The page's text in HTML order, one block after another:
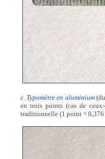
c. Typomètre en aluminium
en trois points (cas de
traditionnelle (1 point =